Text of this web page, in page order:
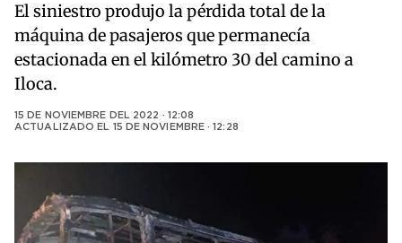
El siniestro produjo la pérdida total de la
máquina de pasajeros que permanecía
estacionada en el kilómetro 30 del camino a
Iloca.
15 DE NOVIEMBRE DEL 2022 · 12:08
ACTUALIZADO EL 15 DE NOVIEMBRE · 12:28